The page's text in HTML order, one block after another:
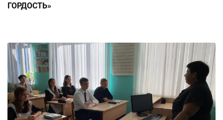
ГОРДОСТЬ»